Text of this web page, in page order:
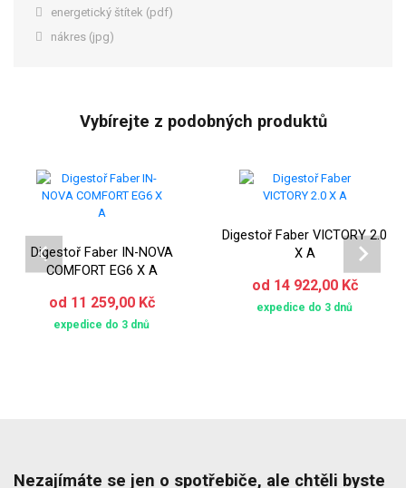
energetický štítek (pdf)
nákres (jpg)
Vybírejte z podobných produktů
Digestoř Faber IN-NOVA
COMFORT EG6 X A
od 11 259,00 Kč
expedice do 3 dnů
Digestoř Faber VICTORY 2.0
X A
od 14 922,00 Kč
expedice do 3 dnů
Nezajímáte se jen o spotřebiče, ale chtěli byste